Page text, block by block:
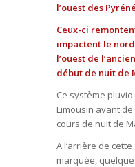
l’ouest des
Ceux-ci
impactent le
l’ouest de
début de nuit de
Ce système
Limousin avant
cours de nuit de
A l’arrière de
marquée,